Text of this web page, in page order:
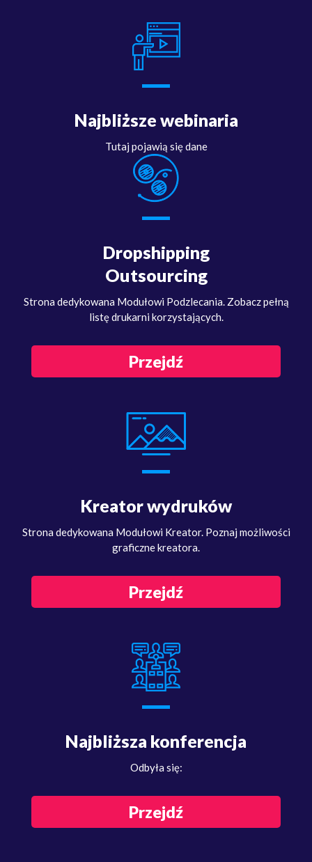
Najbliższe webinaria
Tutaj pojawią się dane
Dropshipping
Outsourcing
Strona dedykowana Modułowi Podzlecania. Zobacz pełną
listę drukarni korzystających.
Przejdź
Kreator wydruków
Strona dedykowana Modułowi Kreator. Poznaj możliwości
graficzne kreatora.
Przejdź
Najbliższa konferencja
Odbyła się:
Przejdź